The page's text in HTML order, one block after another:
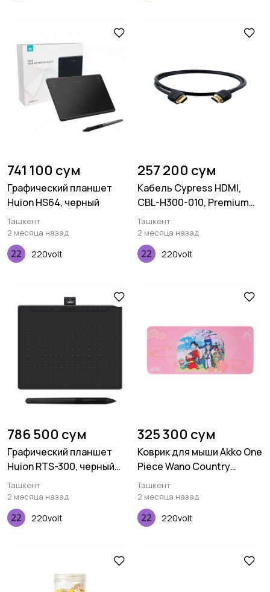
741 100 сум
Графический планшет
Huion HS64, черный
Ташкент
2 месяца назад
220volt
257 200 сум
Кабель Cypress HDMI,
CBL-H300-010, Premium
4K, 1.0M, 30AWG
Ташкент
2 месяца назад
220volt
786 500 сум
Графический планшет
Huion RTS-300, черный
космо
Ташкент
2 месяца назад
220volt
325 300 сум
Коврик для мыши Akko One
Piece Wano Country
Deskmat
Ташкент
2 месяца назад
220volt